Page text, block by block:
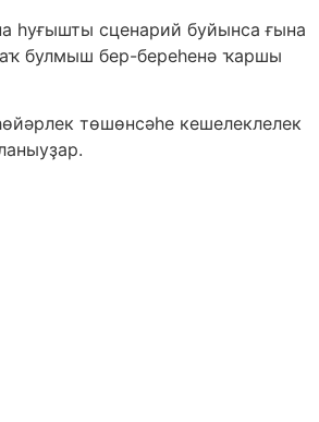
һуғышты сценарий буйынса ғына
булмыш бер-береһенә ҡаршы
төшөнсәһе кешелеклелек